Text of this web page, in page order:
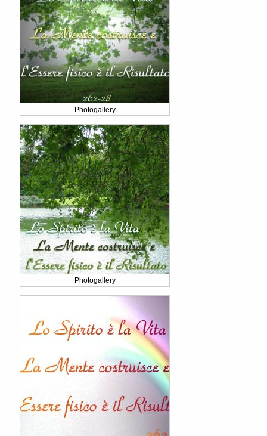
Photogallery
Photogallery